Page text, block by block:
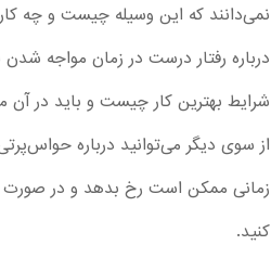
نمی‌دانند که این وسیله چیست و چه
درباره رفتار درست در زمان مواجه
شرایط بهترین کار چیست و باید در آن
از سوی دیگر می‌توانید درباره
زمانی ممکن است رخ بدهد و در صورت
کنید.